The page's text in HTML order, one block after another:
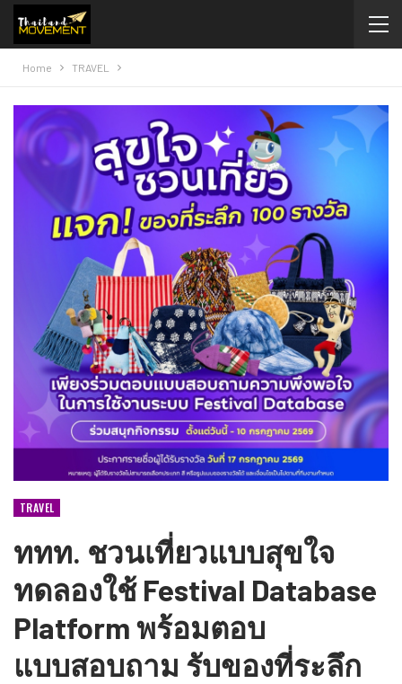
Home TRAVEL
TRAVEL
ททท. ชวนเที่ยวแบบสุขใจ
ทดลองใช้ Festival Database
Platform พร้อมตอบ
แบบสอบถาม รับของที่ระลึก